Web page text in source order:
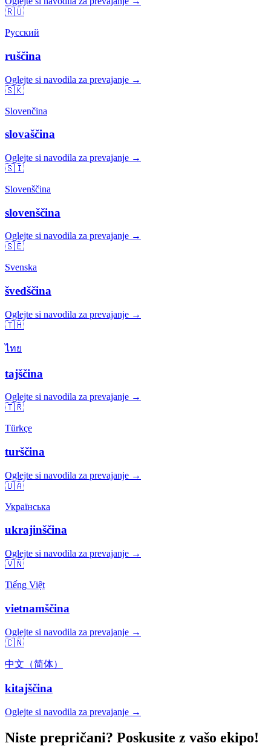
🇷🇺
Русский
ruščina
Oglejte si navodila za prevajanje →
🇸🇰
Slovenčina
slovaščina
Oglejte si navodila za prevajanje →
🇸🇮
Slovenščina
slovenščina
Oglejte si navodila za prevajanje →
🇸🇪
Svenska
švedščina
Oglejte si navodila za prevajanje →
🇹🇭
ไทย
tajščina
Oglejte si navodila za prevajanje →
🇹🇷
Türkçe
turščina
Oglejte si navodila za prevajanje →
🇺🇦
Українська
ukrajinščina
Oglejte si navodila za prevajanje →
🇻🇳
Tiếng Việt
vietnamščina
Oglejte si navodila za prevajanje →
🇨🇳
中文（简体）
kitajščina
Oglejte si navodila za prevajanje →
Niste prepričani? Poskusite z vašo ekipo!